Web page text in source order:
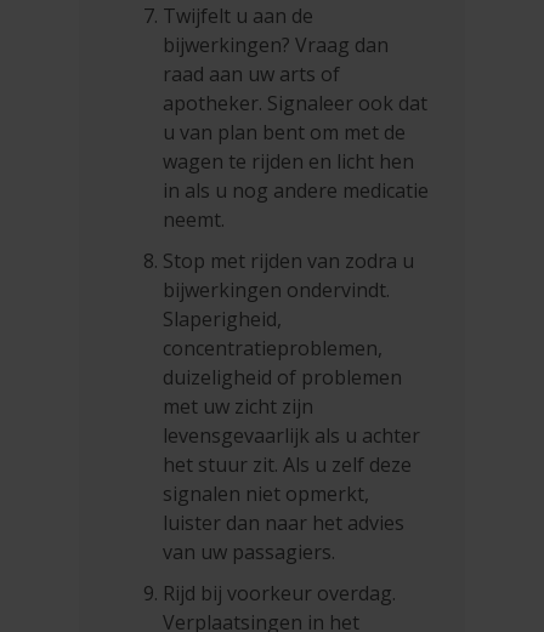
Twijfelt u aan de
bijwerkingen? Vraag dan
raad aan uw arts of
apotheker. Signaleer ook dat
u van plan bent om met de
wagen te rijden en licht hen
in als u nog andere medicatie
neemt.
Stop met rijden van zodra u
bijwerkingen ondervindt.
Slaperigheid,
concentratieproblemen,
duizeligheid of problemen
met uw zicht zijn
levensgevaarlijk als u achter
het stuur zit. Als u zelf deze
signalen niet opmerkt,
luister dan naar het advies
van uw passagiers.
Rijd bij voorkeur overdag.
Verplaatsingen in het